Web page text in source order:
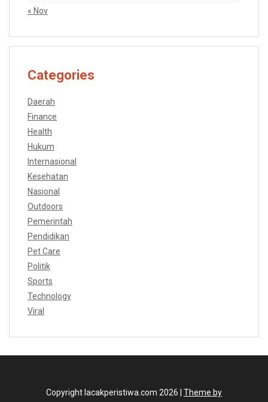
« Nov
Categories
Daerah
Finance
Health
Hukum
Internasional
Kesehatan
Nasional
Outdoors
Pemerintah
Pendidikan
Pet Care
Politik
Sports
Technology
Viral
Copyright lacakperistiwa.com 2026 | Theme by